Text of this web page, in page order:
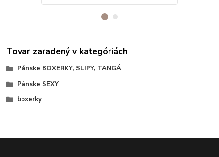
Tovar zaradený v kategóriách
Pánske BOXERKY, SLIPY, TANGÁ
Pánske SEXY
boxerky